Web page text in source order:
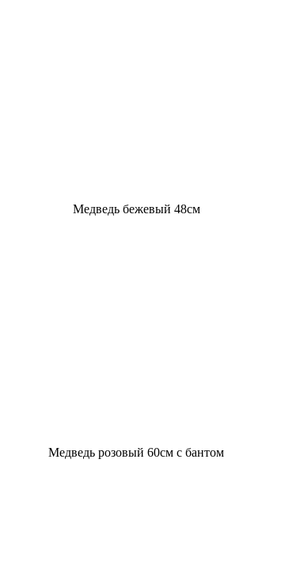
Медведь бежевый 48см
Медведь розовый 60см с бантом